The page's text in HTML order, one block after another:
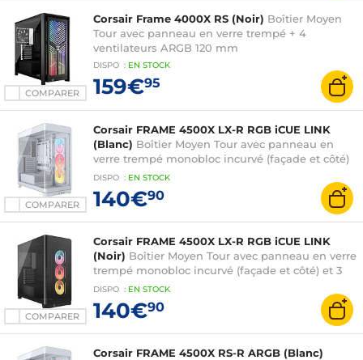
COMPARER
Corsair Frame 4000X RS (Noir) Boîtier Moyen
Tour avec panneau en verre trempé + 4
ventilateurs ARGB 120 mm
DISPO : EN STOCK
159€95
COMPARER
Corsair FRAME 4500X LX-R RGB iCUE LINK
(Blanc) Boîtier Moyen Tour avec panneau en
verre trempé monobloc incurvé (façade et côté)
et 3 ventilateurs reverse iCUE LINK LX-R RGB 120
mm - Hub iCUE LINK inclus
DISPO : EN STOCK
140€90
COMPARER
Corsair FRAME 4500X LX-R RGB iCUE LINK
(Noir) Boîtier Moyen Tour avec panneau en verre
trempé monobloc incurvé (façade et côté) et 3
ventilateurs reverse iCUE LINK LX-R RGB 120 mm
- Hub iCUE LINK inclus
DISPO : EN STOCK
140€90
Corsair FRAME 4500X RS-R ARGB (Blanc)